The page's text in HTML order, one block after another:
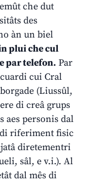
che dut
des
àn un biel
plui che cul
par telefon. Par
cui Cral
(Liussûl,
di creâ grups
aes personis dal
riferiment fisic
diretementri
sâl, e v.i.). Al
dal mês di